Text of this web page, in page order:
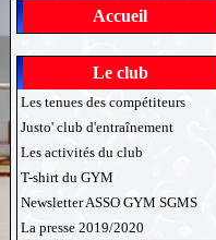
Accueil
Le club
Les tenues des compétiteurs
Justo' club d'entraînement
Les activités du club
T-shirt du GYM
Newsletter ASSO GYM SGMS
La presse 2019/2020